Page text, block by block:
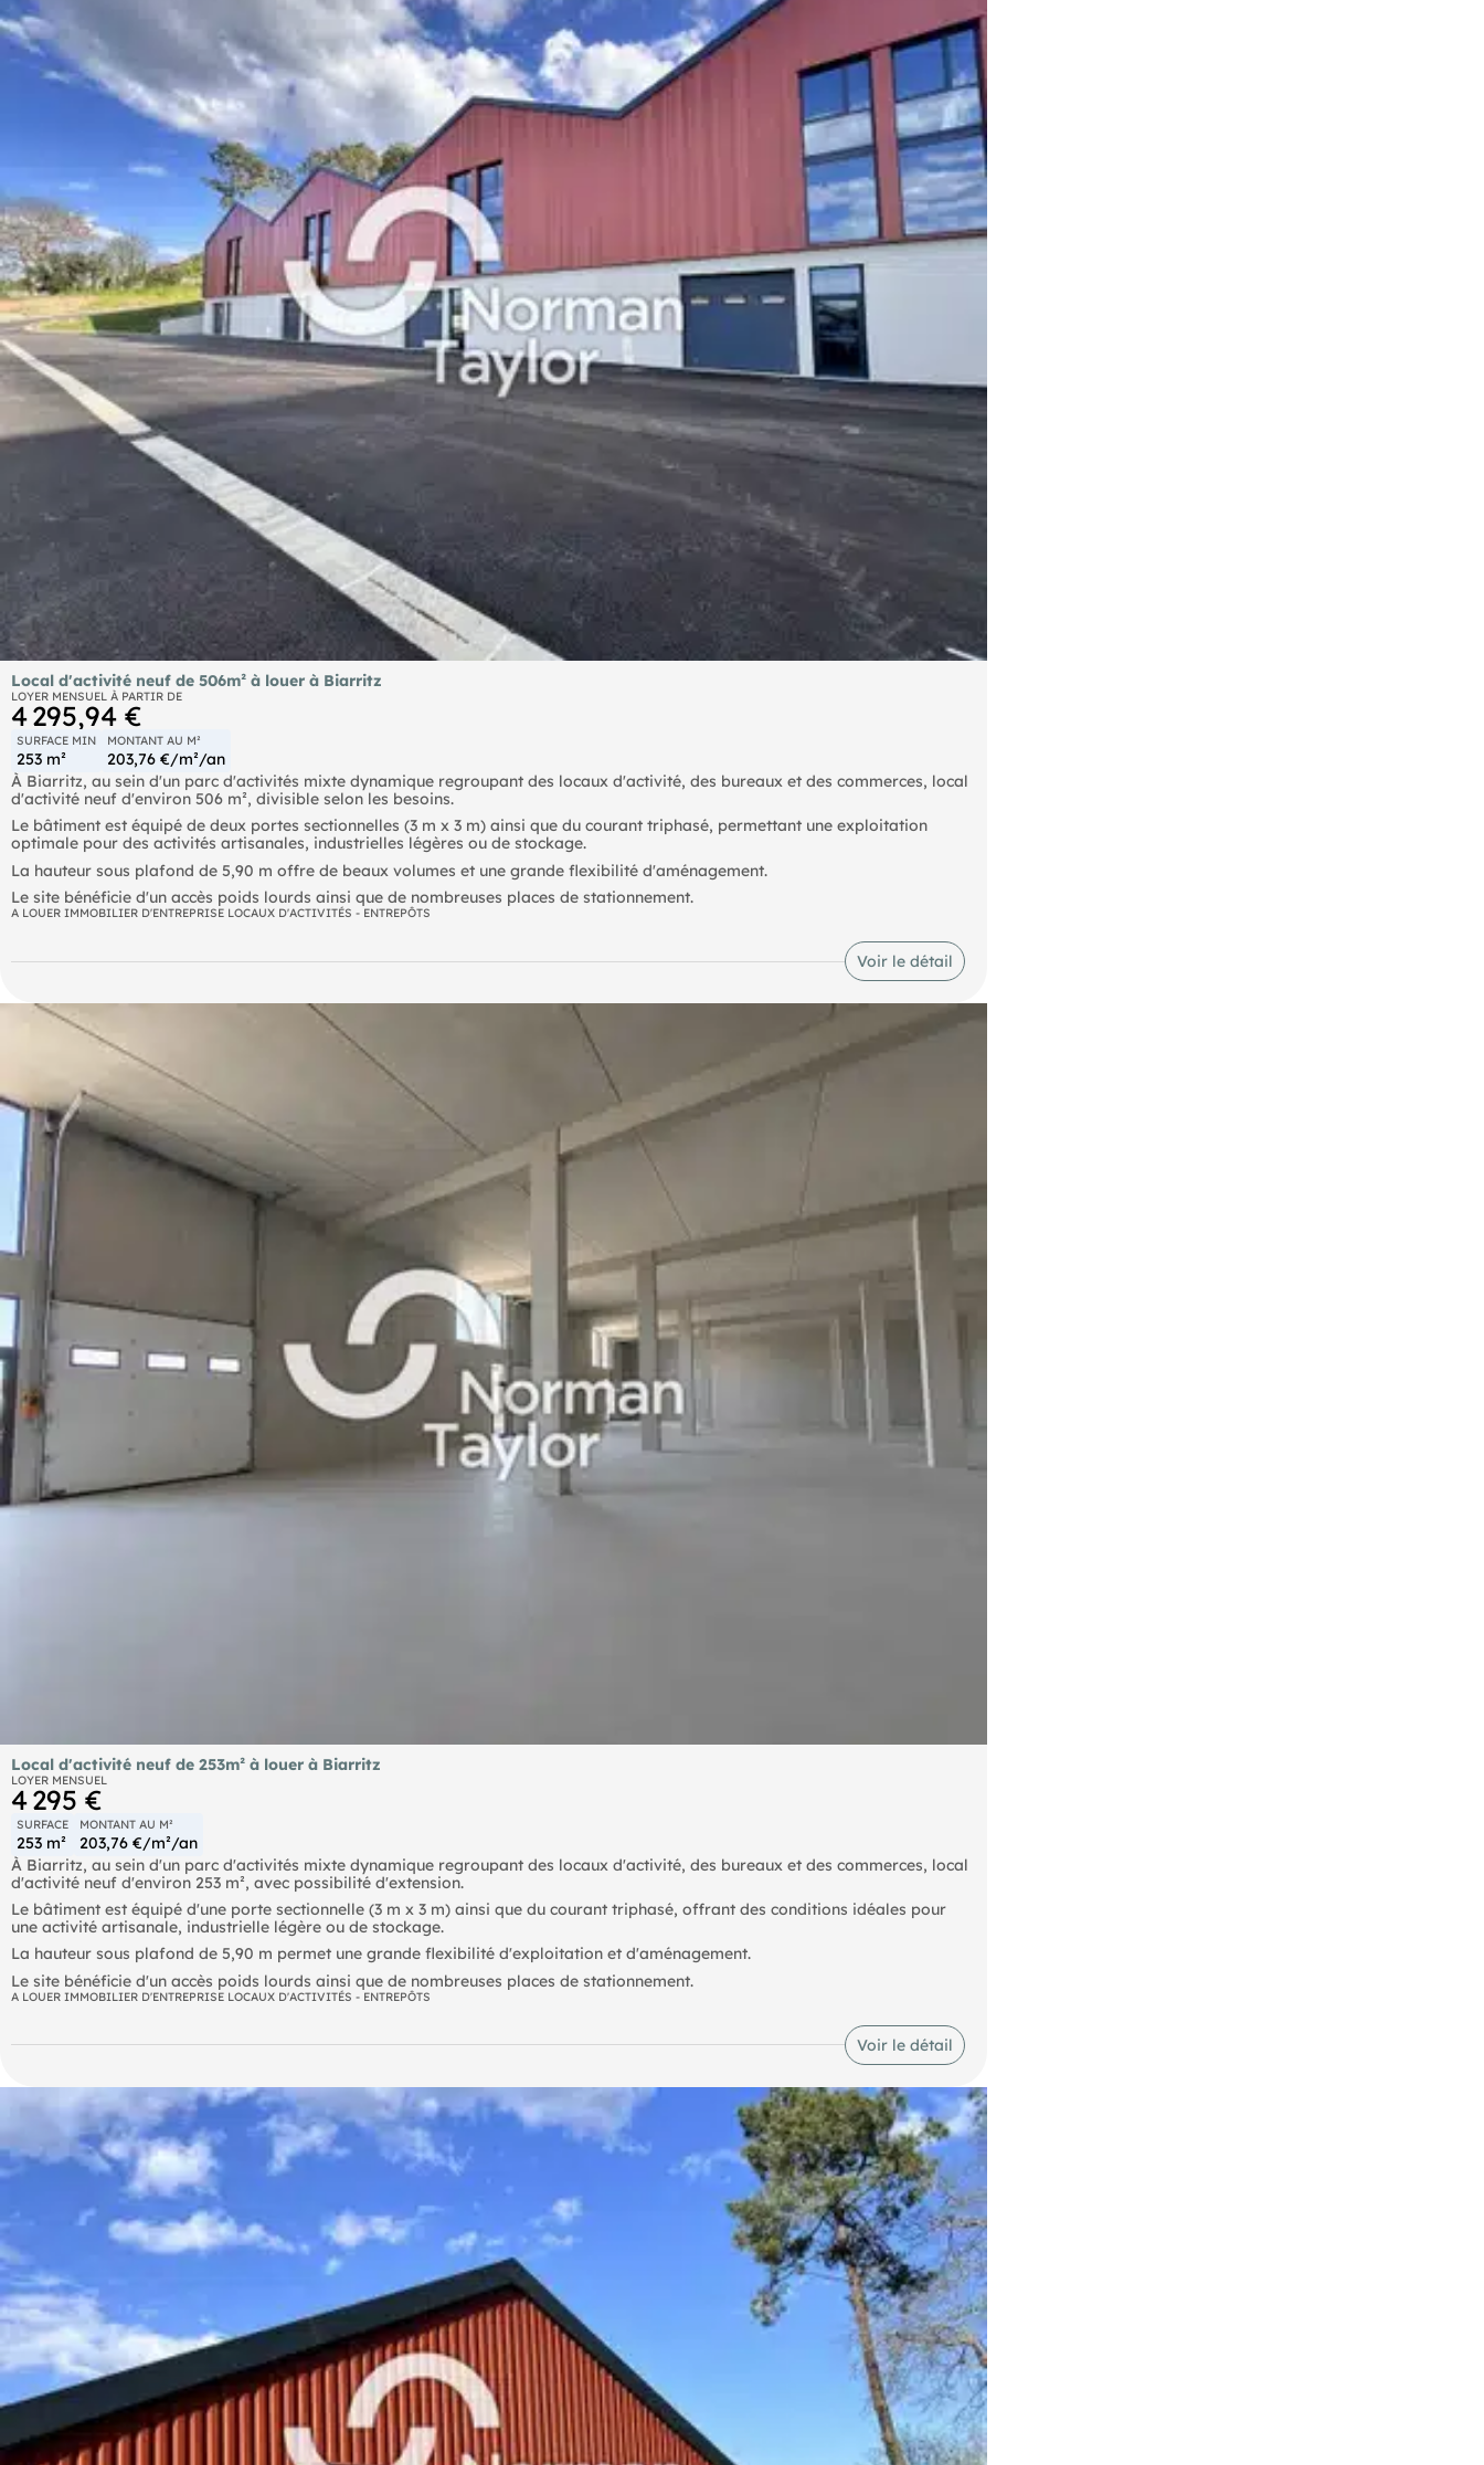
Local d'activité neuf de 506m² à louer à Biarritz
LOYER MENSUEL À PARTIR DE
4 295,94 €
SURFACE MIN
253 m²
MONTANT AU M²
203,76 €/m²/an
À Biarritz, au sein d'un parc d'activités mixte dynamique regroupant des locaux d'activité, des bureaux et des commerces, local
d'activité neuf d'environ 506 m², divisible selon les besoins.
Le bâtiment est équipé de deux portes sectionnelles (3 m x 3 m) ainsi que du courant triphasé, permettant une exploitation
optimale pour des activités artisanales, industrielles légères ou de stockage.
La hauteur sous plafond de 5,90 m offre de beaux volumes et une grande flexibilité d'aménagement.
Le site bénéficie d'un accès poids lourds ainsi que de nombreuses places de stationnement.
A LOUER IMMOBILIER D'ENTREPRISE LOCAUX D'ACTIVITÉS - ENTREPÔTS
Voir le détail
Local d'activité neuf de 253m² à louer à Biarritz
LOYER MENSUEL
4 295 €
SURFACE
253 m²
MONTANT AU M²
203,76 €/m²/an
À Biarritz, au sein d'un parc d'activités mixte dynamique regroupant des locaux d'activité, des bureaux et des commerces, local
d'activité neuf d'environ 253 m², avec possibilité d'extension.
Le bâtiment est équipé d'une porte sectionnelle (3 m x 3 m) ainsi que du courant triphasé, offrant des conditions idéales pour
une activité artisanale, industrielle légère ou de stockage.
La hauteur sous plafond de 5,90 m permet une grande flexibilité d'exploitation et d'aménagement.
Le site bénéficie d'un accès poids lourds ainsi que de nombreuses places de stationnement.
A LOUER IMMOBILIER D'ENTREPRISE LOCAUX D'ACTIVITÉS - ENTREPÔTS
Voir le détail